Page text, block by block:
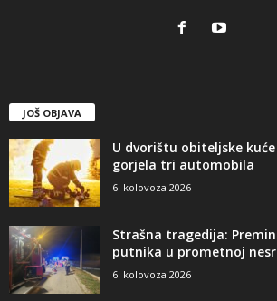
JOŠ OBJAVA
U dvorištu obiteljske
gorjela tri automobila
6. kolovoza 2026
Strašna tragedija:
putnika u prometnoj
6. kolovoza 2026